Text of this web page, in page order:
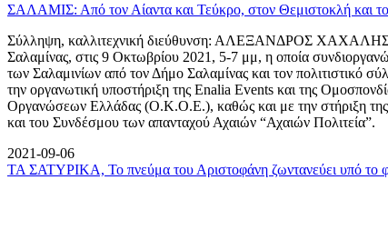
ΣΑΛΑΜΙΣ: Από τον Αίαντα και Τεύκρο, στον Θεμιστοκλή και
Σύλληψη, καλλιτεχνική διεύθυνση: ΑΛΕΞΑΝΔΡΟΣ ΧΑΧΑΛΗΣ
Σαλαμίνας, στις 9 Οκτωβρίου 2021, 5-7 μμ, η οποία
των Σαλαμινίων από τον Δήμο Σαλαμίνας και τον πολιτιστικό
την οργανωτική υποστήριξη της Enalia Events και της
Οργανώσεων Ελλάδας (Ο.Κ.Ο.Ε.), καθώς και με την στήριξη
και του Συνδέσμου των απανταχού Αχαιών “Αχαιών Πολιτεία”.
2021-09-06
ΤΑ ΣΑΤΥΡΙΚΑ, Το πνεύμα του Αριστοφάνη ζωντανεύει υπό το